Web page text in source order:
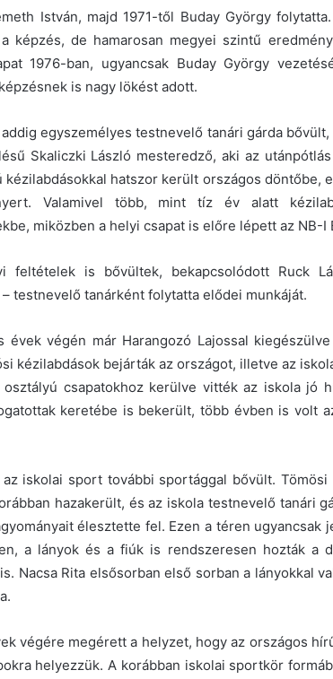
István, majd 1971-től Buday György
képzés, de hamarosan megyei szintű
1976-ban, ugyancsak Buday György
is nagy lökést adott.
addig egyszemélyes testnevelő tanári gárda
Skaliczki László mesteredző, aki az
kézilabdásokkal hatszor került országos döntőbe,
Valamivel több, mint tíz év alatt
miközben a helyi csapat is előre lépett az NB-I
feltételek is bővültek, bekapcsolódott Ruck
testnevelő tanárként folytatta elődei munkáját.
évek végén már Harangozó Lajossal
kézilabdások bejárták az országot, illetve az
osztályú csapatokhoz kerülve vitték az iskola jó
keretébe is bekerült, több évben is volt
az iskolai sport további sportággal bővült.
hazakerült, és az iskola testnevelő tanári
élesztette fel. Ezen a téren
a lányok és a fiúk is rendszeresen hozták a
Nacsa Rita elsősorban első sorban a lányokkal
végére megérett a helyzet, hogy az országos
helyezzük. A korábban iskolai sportkör